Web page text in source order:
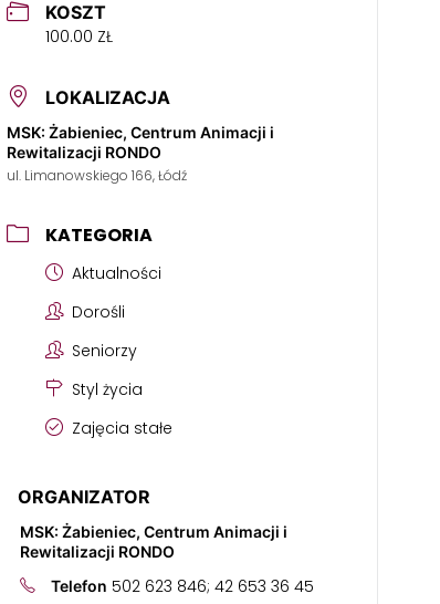
KOSZT
100.00 ZŁ
LOKALIZACJA
MSK: Żabieniec, Centrum Animacji i
Rewitalizacji RONDO
ul. Limanowskiego 166, Łódź
KATEGORIA
Aktualności
Dorośli
Seniorzy
Styl życia
Zajęcia stałe
ORGANIZATOR
MSK: Żabieniec, Centrum Animacji i
Rewitalizacji RONDO
Telefon 502 623 846; 42 653 36 45